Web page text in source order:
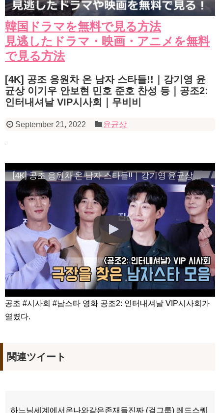
韓国ドラマを無料で見る方法
見逃したドラマ・映画・アニメを無料
で見る方法
[4K] 공조 응원차 온 남자 스타들!!｜강기영 윤
균상 이기우 안보현 민호 준호 찬성 등｜공조2:
인터내셔날 VIP시사회｜무비비
September 21, 2022 윤균상
[4K] 공조 응원차 온 남자 스타들!!｜강기영 윤균상 이기우 안보현 민호 준호 찬성 등｜공조2: 인터내셔날 VIP시사회｜무비비
공조 #시사회 #남스타 영화 공조2: 인터내셔날 VIP시사회가
열렸다.
関連ツイート
하느님세계에서온나와같은존재들진짜 (걸그룹) 레드스퀘